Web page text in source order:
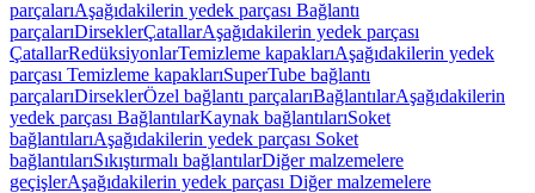
parçalarıAşağıdakilerin yedek parçası Bağlantı
parçalarıDirseklerÇatallarAşağıdakilerin yedek parçası
ÇatallarRedüksiyonlarTemizleme kapaklarıAşağıdakilerin yedek
parçası Temizleme kapaklarıSuperTube bağlantı
parçalarıDirseklerÖzel bağlantı parçalarıBağlantılarAşağıdakilerin
yedek parçası BağlantılarKaynak bağlantılarıSoket
bağlantılarıAşağıdakilerin yedek parçası Soket
bağlantılarıSıkıştırmalı bağlantılarDiğer malzemelere
geçişlerAşağıdakilerin yedek parçası Diğer malzemelere